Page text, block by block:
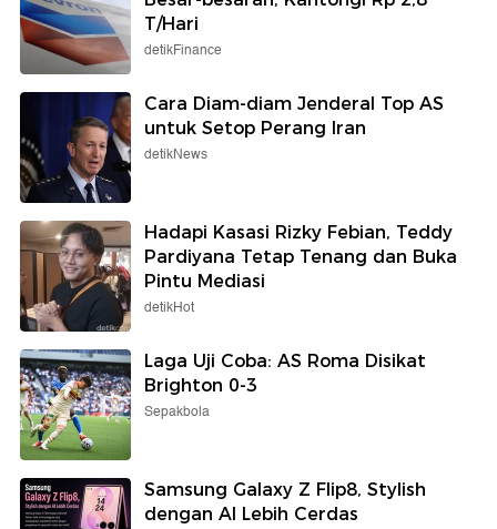
T/Hari
detikFinance
Cara Diam-diam Jenderal Top AS
untuk Setop Perang Iran
detikNews
Hadapi Kasasi Rizky Febian, Teddy
Pardiyana Tetap Tenang dan Buka
Pintu Mediasi
detikHot
Laga Uji Coba: AS Roma Disikat
Brighton 0-3
Sepakbola
Samsung Galaxy Z Flip8, Stylish
dengan AI Lebih Cerdas